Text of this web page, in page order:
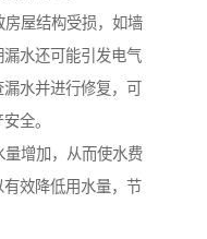
房屋结构受损，如墙
水还可能引发电气
水并进行修复，可
全。
增加，从而使水费
效降低用水量，节